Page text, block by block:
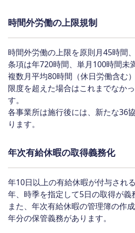
時間外労働の上限規制
時間外労働の上限を原則月45時間
条項は年720時間、単月100時間未
複数月平均80時間（休日労働含む
限度を超えた場合はこれまでなか
す。
各事業所は施行後には、新たな36
ります。
年次有給休暇の取得義務化
年10日以上の有給休暇が付与され
年、時季を指定して5日の取得が義
また、年次有給休暇の管理簿の作
年分の保管義務があります。